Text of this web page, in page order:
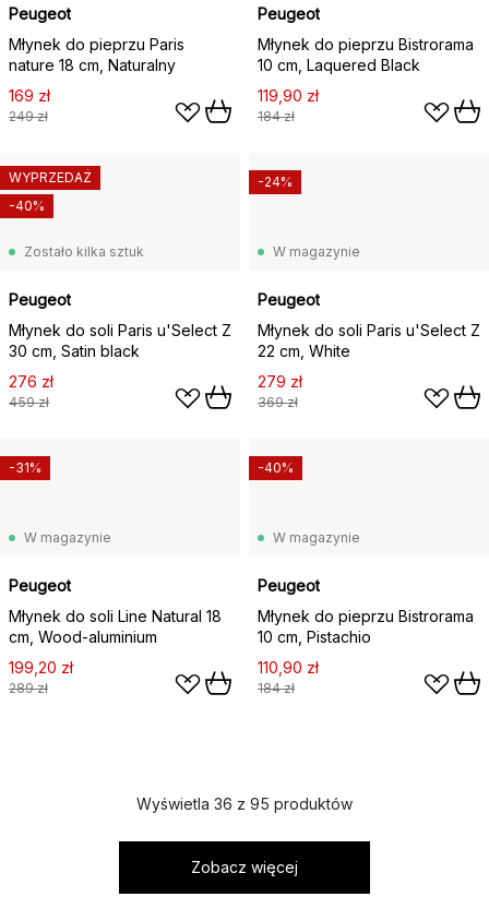
Peugeot
Młynek do pieprzu Paris
nature 18 cm, Naturalny
169 zł
249 zł
Peugeot
Młynek do pieprzu Bistrorama
10 cm, Laquered Black
119,90 zł
184 zł
Zostało kilka sztuk
Peugeot
Młynek do soli Paris u'Select Z
30 cm, Satin black
276 zł
459 zł
WYPRZEDAŻ
-40%
W magazynie
Peugeot
Młynek do soli Paris u'Select Z
22 cm, White
279 zł
369 zł
-24%
W magazynie
Peugeot
Młynek do soli Line Natural 18
cm, Wood-aluminium
199,20 zł
289 zł
-31%
W magazynie
Peugeot
Młynek do pieprzu Bistrorama
10 cm, Pistachio
110,90 zł
184 zł
-40%
Wyświetla 36 z 95 produktów
Zobacz więcej